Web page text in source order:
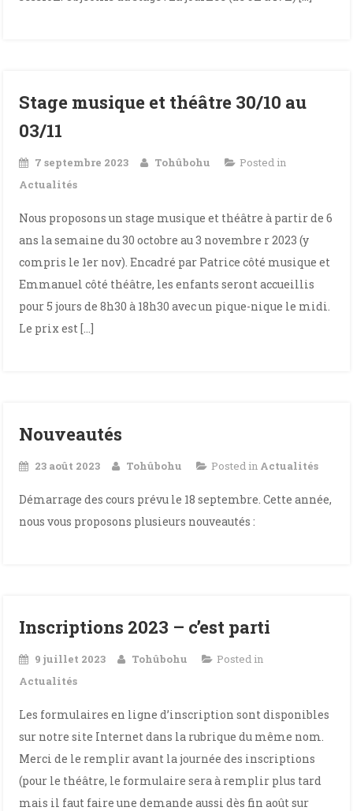
Stage musique et théâtre 30/10 au
03/11
7 septembre 2023 Tohûbohu
Posted in
Actualités
Nous proposons un stage musique et théâtre à partir de 6
ans la semaine du 30 octobre au 3 novembre r 2023 (y
compris le 1er nov). Encadré par Patrice côté musique et
Emmanuel côté théâtre, les enfants seront accueillis
pour 5 jours de 8h30 à 18h30 avec un pique-nique le midi.
Le prix est […]
Nouveautés
23 août 2023 Tohûbohu Posted in Actualités
Démarrage des cours prévu le 18 septembre. Cette année,
nous vous proposons plusieurs nouveautés :
Inscriptions 2023 – c’est parti
9 juillet 2023 Tohûbohu
Posted in
Actualités
Les formulaires en ligne d’inscription sont disponibles
sur notre site Internet dans la rubrique du même nom.
Merci de le remplir avant la journée des inscriptions
(pour le théâtre, le formulaire sera à remplir plus tard
mais il faut faire une demande aussi dès fin août sur